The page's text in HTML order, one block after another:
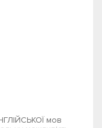
мов